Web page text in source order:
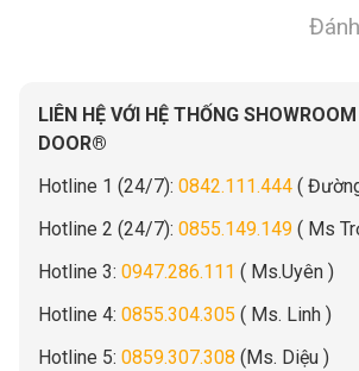
LIÊN HỆ VỚI HỆ THỐNG
DOOR®
Hotline 1 (24/7): 0842.111.444 (
Hotline 2 (24/7): 0855.149.149 ( Ms
Hotline 3: 0947.286.111 ( Ms.Uyên )
Hotline 4: 0855.304.305 ( Ms. Linh )
Hotline 5: 0859.307.308 (Ms. Diệu )